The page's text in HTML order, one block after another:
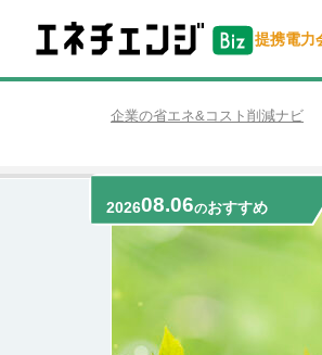
提携電力
企業の省エネ&コスト削減ナビ
202608.06のおすすめ